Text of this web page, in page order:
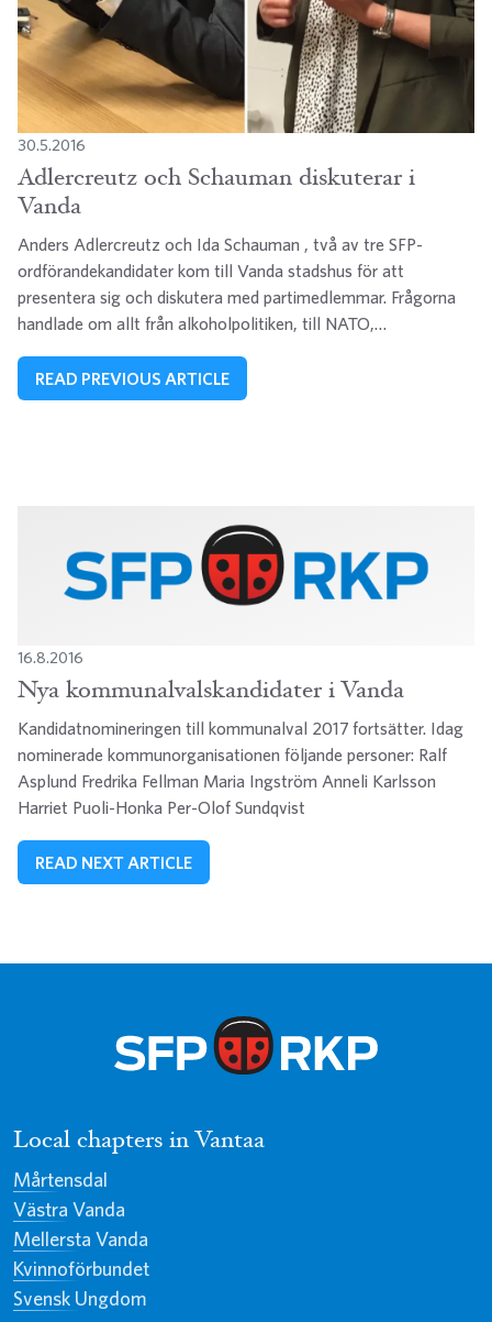
30.5.2016
Adlercreutz och Schauman diskuterar i
Vanda
Anders Adlercreutz och Ida Schauman , två av tre SFP-
ordförandekandidater kom till Vanda stadshus för att
presentera sig och diskutera med partimedlemmar. Frågorna
handlade om allt från alkoholpolitiken, till NATO,…
READ PREVIOUS ARTICLE
16.8.2016
Nya kommunalvalskandidater i Vanda
Kandidatnomineringen till kommunalval 2017 fortsätter. Idag
nominerade kommunorganisationen följande personer: Ralf
Asplund Fredrika Fellman Maria Ingström Anneli Karlsson
Harriet Puoli-Honka Per-Olof Sundqvist
READ NEXT ARTICLE
Local chapters in Vantaa
Mårtensdal
Västra Vanda
Mellersta Vanda
Kvinnoförbundet
Svensk Ungdom